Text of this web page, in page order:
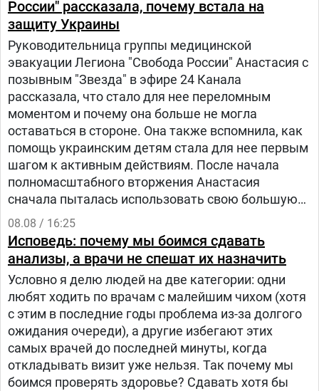
России" рассказала, почему встала на
защиту Украины
Руководительница группы медицинской
эвакуации Легиона "Свобода России" Анастасия с
позывным "Звезда" в эфире 24 Канала
рассказала, что стало для нее переломным
моментом и почему она больше не могла
оставаться в стороне. Она также вспомнила, как
помощь украинским детям стала для нее первым
шагом к активным действиям. После начала
полномасштабного вторжения Анастасия
сначала пыталась использовать свою большую
русскоязычную аудиторию, чтобы объяснять
людям в России, что на самом деле происходит в
Украине.
08.08 / 16:25
Исповедь: почему мы боимся сдавать
анализы, а врачи не спешат их назначить
Условно я делю людей на две категории: одни
любят ходить по врачам с малейшим чихом (хотя
с этим в последние годы проблема из-за долгого
ожидания очереди), а другие избегают этих
самых врачей до последней минуты, когда
откладывать визит уже нельзя. Так почему мы
боимся проверять здоровье? Сдавать хотя бы